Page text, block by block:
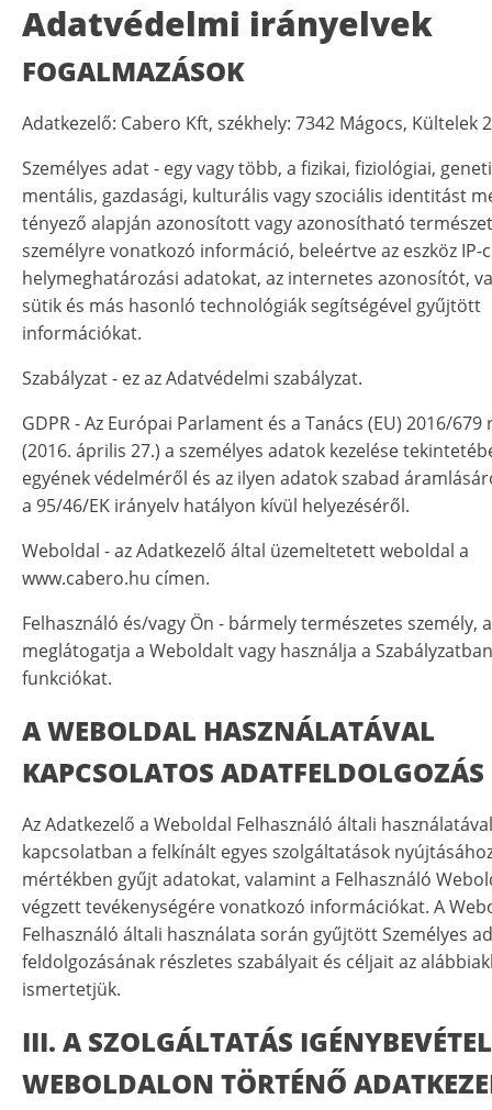
Adatvédelmi irányelvek
FOGALMAZÁSOK
Adatkezelő: Cabero Kft, székhely: 7342 Mágocs, Kültelek
Személyes adat - egy vagy több, a fizikai, fiziológiai,
mentális, gazdasági, kulturális vagy szociális identitást
tényező alapján azonosított vagy azonosítható
személyre vonatkozó információ, beleértve az eszköz IP-
helymeghatározási adatokat, az internetes azonosítót,
sütik és más hasonló technológiák segítségével gyűjtött
információkat.
Szabályzat - ez az Adatvédelmi szabályzat.
GDPR - Az Európai Parlament és a Tanács (EU) 2016/
(2016. április 27.) a személyes adatok kezelése
egyének védelméről és az ilyen adatok szabad
a 95/46/EK irányelv hatályon kívül helyezéséről.
Weboldal - az Adatkezelő által üzemeltetett weboldal a
www.cabero.hu címen.
Felhasználó és/vagy Ön - bármely természetes személy,
meglátogatja a Weboldalt vagy használja a
funkciókat.
A WEBOLDAL HASZNÁLATÁVAL
KAPCSOLATOS ADATFELDOLGOZÁS
Az Adatkezelő a Weboldal Felhasználó általi használatával
kapcsolatban a felkínált egyes szolgáltatások
mértékben gyűjt adatokat, valamint a Felhasználó
végzett tevékenységére vonatkozó információkat. A
Felhasználó általi használata során gyűjtött Személyes
feldolgozásának részletes szabályait és céljait az
ismertetjük.
III. A SZOLGÁLTATÁS
WEBOLDALON TÖRTÉNŐ